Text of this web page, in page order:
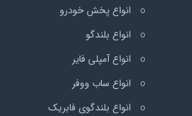
انواع پخش خودرو
انواع بلندگو
انواع آمپلی فایر
انواع ساب ووفر
انواع بلندگوی فابریک